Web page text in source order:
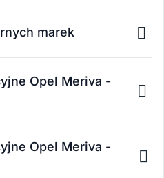
marek
Opel Meriva -
Opel Meriva -